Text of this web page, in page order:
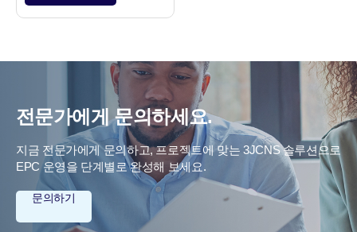
전문가에게 문의하세요.
지금 전문가에게 문의하고, 프로젝트에 맞는 3JCNS 솔루션으로
EPC 운영을 단계별로 완성해 보세요.
문의하기